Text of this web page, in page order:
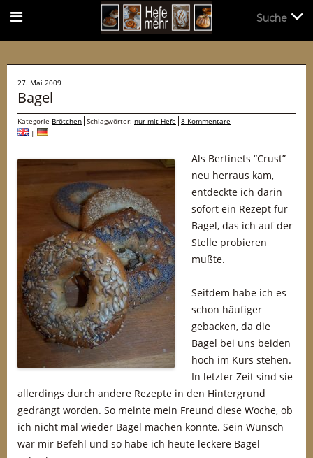
27. Mai 2009
Bagel
Kategorie Brötchen Schlagwörter: nur mit Hefe 8 Kommentare
|
Als Bertinets “Crust”
neu herraus kam,
entdeckte ich darin
sofort ein Rezept für
Bagel, das ich auf der
Stelle probieren
mußte.
Seitdem habe ich es
schon häufiger
gebacken, da die
Bagel bei uns beiden
hoch im Kurs stehen.
In letzter Zeit sind sie
allerdings durch andere Rezepte in den Hintergrund
gedrängt worden. So meinte mein Freund diese Woche, ob
ich nicht mal wieder Bagel machen könnte. Sein Wunsch
war mir Befehl und so habe ich heute leckere Bagel
Suche
Suche